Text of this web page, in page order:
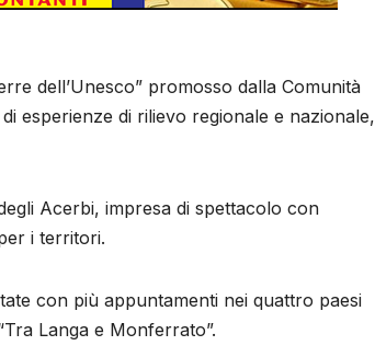
dell’Unesco” promosso dalla Comunità
esperienze di rilievo regionale e nazionale,
Acerbi, impresa di spettacolo con
i territori.
con più appuntamenti nei quattro paesi
Langa e Monferrato”.